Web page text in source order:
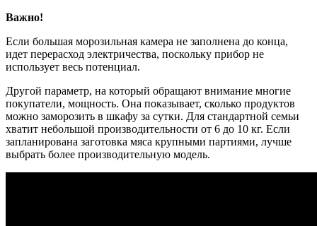
Важно!
Если большая морозильная камера не заполнена до конца,
идет перерасход электричества, поскольку прибор не
использует весь потенциал.
Другой параметр, на который обращают внимание многие
покупатели, мощность. Она показывает, сколько продуктов
можно заморозить в шкафу за сутки. Для стандартной семьи
хватит небольшой производительности от 6 до 10 кг. Если
запланирована заготовка мяса крупными партиями, лучше
выбрать более производительную модель.